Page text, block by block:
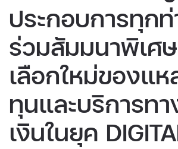
ประกอบการทุกท่
ร่วมสัมมนาพิเศ
เลือกใหม่ของแห
ทุนและบริการทา
เงินในยุค